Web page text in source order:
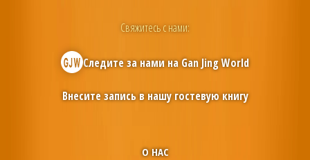
О НАС
Свяжитесь с нами:
Следите за нами наGan Jing World
Внесите запись в нашу гостевую книгу